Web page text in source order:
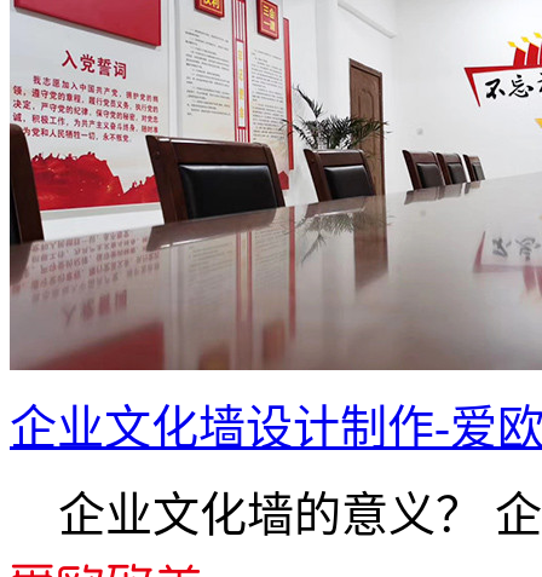
企业文化墙设计制作-爱
企业文化墙的意义？